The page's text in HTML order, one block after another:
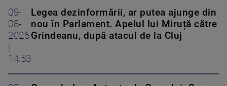
09-
08-
2026
14:53
Legea dezinformării, ar putea ajunge din
nou în Parlament. Apelul lui Miruță către
Grindeanu, după atacul de la Cluj